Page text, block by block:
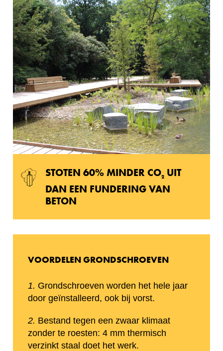
STOTEN 60% MINDER CO2 UIT
DAN EEN FUNDERING VAN
BETON
VOORDELEN GRONDSCHROEVEN
1. Grondschroeven worden het hele jaar
door geïnstalleerd, ook bij vorst.
2. Bestand tegen een zwaar klimaat
zonder te roesten: 4 mm thermisch
verzinkt staal doet het werk.